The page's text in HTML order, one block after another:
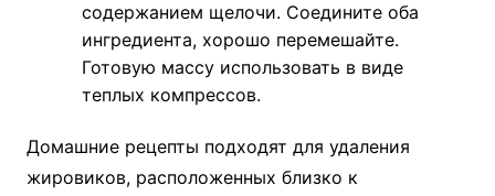
содержанием щелочи. Соедините оба
ингредиента, хорошо перемешайте.
Готовую массу использовать в виде
теплых компрессов.
Домашние рецепты подходят для удаления
жировиков, расположенных близко к